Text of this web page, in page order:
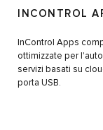
INCONTROL
InControl Apps
ottimizzate per
servizi basati su
porta USB.